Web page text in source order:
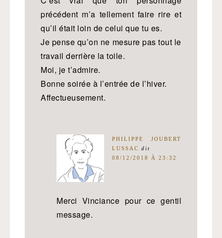
précédent m’a tellement faire rire et
qu’il était loin de celui que tu es.
Je pense qu’on ne mesure pas tout le
travail derrière la toile.
Moi, je t’admire.
Bonne soirée à l’entrée de l’hiver.
Affectueusement.
PHILIPPE JOUBERT
LUSSAC dit
08/12/2018 À 23:32
Merci Vinciance pour ce gentil
message.